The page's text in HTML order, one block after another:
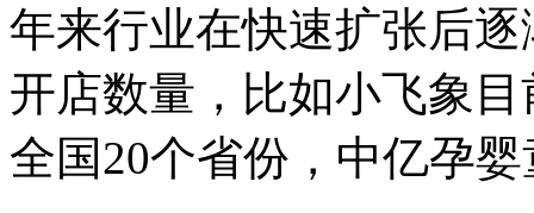
年来行业在快速扩张后
开店数量，比如小飞象
全国20个省份，中亿孕